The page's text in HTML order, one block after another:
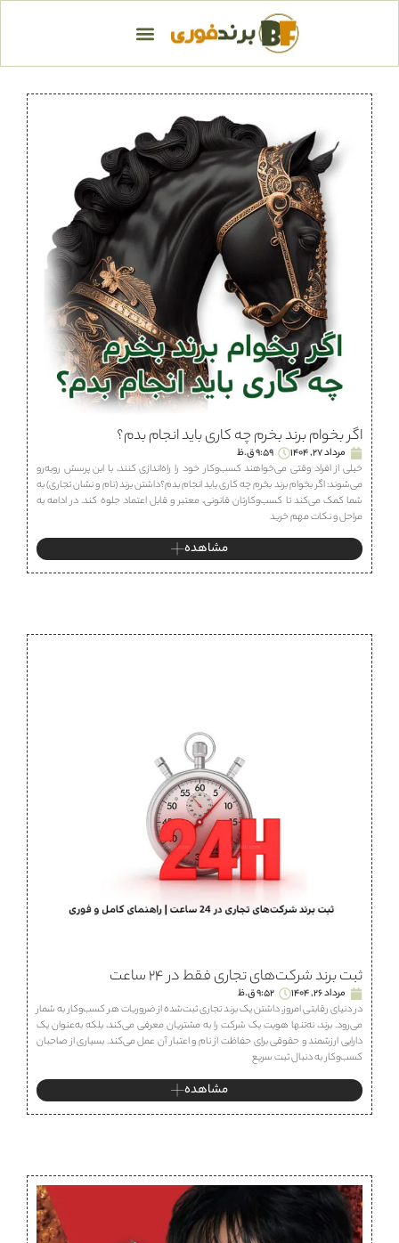
اگر بخوام برند بخرم چه کاری باید انجام بدم؟
مرداد 27, 1404
9:59 ق.ظ
خیلی از افراد وقتی می‌خواهند کسب‌وکار خود را راه‌اندازی کنند، با این پرسش روبه‌رو
می‌شوند: اگر بخوام برند بخرم چه کاری باید انجام بدم؟داشتن برند (نام و نشان تجاری) به
شما کمک می‌کند تا کسب‌وکارتان قانونی، معتبر و قابل اعتماد جلوه کند. در ادامه به
مراحل و نکات مهم خرید
مشاهده
ثبت برند شرکت‌های تجاری فقط در ۲۴ ساعت
مرداد 26, 1404
9:52 ق.ظ
در دنیای رقابتی امروز، داشتن یک برند تجاری ثبت‌شده از ضروریات هر کسب‌وکار به شمار
می‌رود. برند، نه‌تنها هویت یک شرکت را به مشتریان معرفی می‌کند، بلکه به‌عنوان یک
دارایی ارزشمند و حقوقی برای حفاظت از نام و اعتبار آن عمل می‌کند. بسیاری از صاحبان
کسب‌وکار به دنبال ثبت سریع
مشاهده